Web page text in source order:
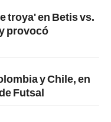
troya' en Betis vs.
provocó
y Chile, en
Futsal